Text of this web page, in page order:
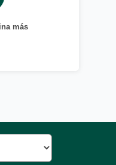
más